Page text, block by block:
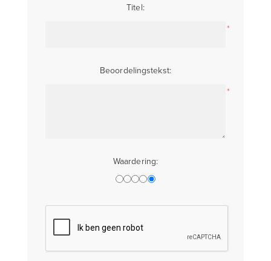
Titel:
*
Beoordelingstekst:
*
Waardering: